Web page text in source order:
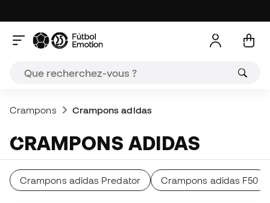
Crampons Crampons adidas
CRAMPONS ADIDAS
Crampons adidas Predator Crampons adidas F50